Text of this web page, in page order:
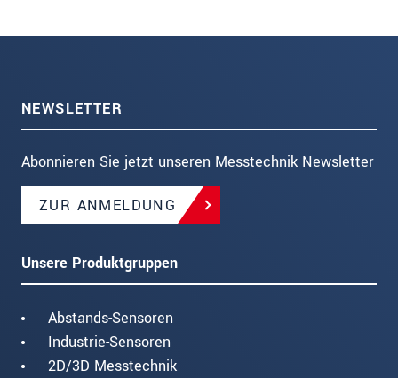
NEWSLETTER
Abonnieren Sie jetzt unseren Messtechnik Newsletter
ZUR ANMELDUNG
Unsere Produktgruppen
Abstands-Sensoren
Industrie-Sensoren
2D/3D Messtechnik